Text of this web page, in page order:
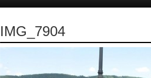
IMG_7904